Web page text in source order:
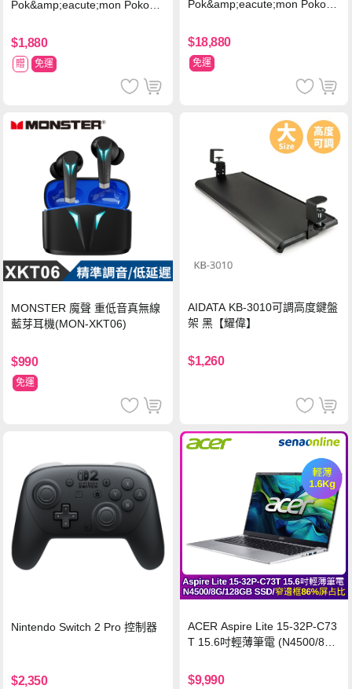
Pok&amp;eacute;mon Pokopia
$1,880
贈 免運
Pok&amp;eacute;mon Pokopi
影機+人機迷網
$18,880
免運
MONSTER 魔聲 重低音真無線
藍芽耳機(MON-XKT06)
$990
免運
AIDATA KB-3010可調高度鍵盤
架 黑【耀偉】
$1,260
Nintendo Switch 2 Pro 控制器
$2,350
ACER Aspire Lite 15-32P-C73
T 15.6吋輕薄筆電 (N4500/8G/
$9,990